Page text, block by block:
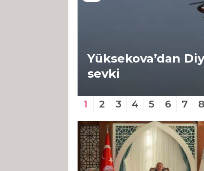
Yüksekova’dan
sevki
1 2 3 4 5 6 7 8